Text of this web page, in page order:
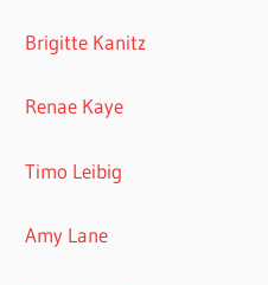
Brigitte Kanitz
Renae Kaye
Timo Leibig
Amy Lane